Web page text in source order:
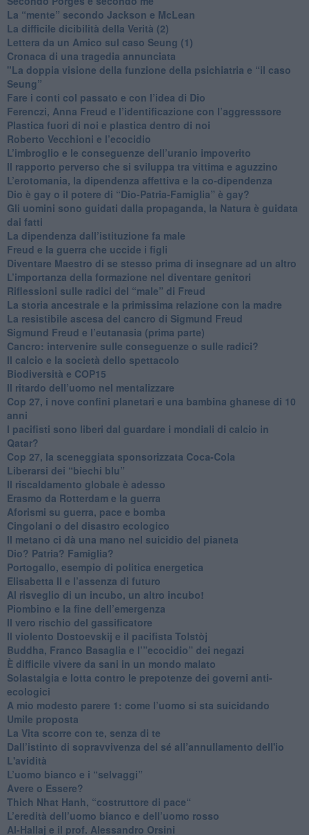
​La “mente” secondo Jackson e McLean
La difficile dicibilità della Verità (2)
​Lettera da un Amico sul caso Seung (1)
​Cronaca di una tragedia annunciata
"​La doppia visione della funzione della psichiatria e “il caso
Seung”
​Fare i conti col passato e con l’idea di Dio
​Ferenczi, Anna Freud e l’identificazione con l’aggresssore
Plastica fuori di noi e plastica dentro di noi
​Roberto Vecchioni e l’ecocidio
​L’imbroglio e le conseguenze dell’uranio impoverito
​Il rapporto perverso che si sviluppa tra vittima e aguzzino
L’erotomania, la dipendenza affettiva e la co-dipendenza
​Dio è gay o il potere di “Dio-Patria-Famiglia” è gay?
​Gli uomini sono guidati dalla propaganda, la Natura è guidata
dai fatti
La dipendenza dall’istituzione fa male
​Freud e la guerra che uccide i figli
​Diventare Maestro di se stesso prima di insegnare ad un altro
L’importanza della formazione nel diventare genitori
Riflessioni sulle radici del “male” di Freud
​La storia ancestrale e la primissima relazione con la madre
​La resistibile ascesa del cancro di Sigmund Freud
Sigmund Freud e l’eutanasia (prima parte)
Cancro: intervenire sulle conseguenze o sulle radici?
​Il calcio e la società dello spettacolo
Biodiversità e COP15
​Il ritardo dell’uomo nel mentalizzare
​Cop 27, i nove confini planetari e una bambina ghanese di 10
anni
​I pacifisti sono liberi dal guardare i mondiali di calcio in
Qatar?
​Cop 27, la sceneggiata sponsorizzata Coca-Cola
​Liberarsi dei “biechi blu”
Il riscaldamento globale è adesso
​Erasmo da Rotterdam e la guerra
​Aforismi su guerra, pace e bomba
Cingolani o del disastro ecologico
​Il metano ci dà una mano nel suicidio del pianeta
​Dio? Patria? Famiglia?
Portogallo, esempio di politica energetica
​Elisabetta II e l’assenza di futuro
Al risveglio di un incubo, un altro incubo!
​Piombino e la fine dell’emergenza
​Il vero rischio del gassificatore
​Il violento Dostoevskij e il pacifista Tolstòj
​Buddha, Franco Basaglia e l’”ecocidio” dei negazi
​È difficile vivere da sani in un mondo malato
Solastalgia e lotta contro le prepotenze dei governi anti-
ecologici
​A mio modesto parere 1: come l’uomo si sta suicidando
​Umile proposta
​La Vita scorre con te, senza di te
​Dall’istinto di sopravvivenza del sé all’annullamento dell'io
L'avidità
​L’uomo bianco e i “selvaggi”
​Avere o Essere?
​Thich Nhat Hanh, “costruttore di pace“
​L’eredità dell’uomo bianco e dell’uomo rosso
Al-Hallaj e il prof. Alessandro Orsini